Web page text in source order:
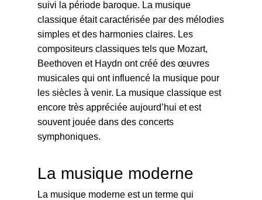
suivi la période baroque. La musique
classique était caractérisée par des mélodies
simples et des harmonies claires. Les
compositeurs classiques tels que Mozart,
Beethoven et Haydn ont créé des œuvres
musicales qui ont influencé la musique pour
les siècles à venir. La musique classique est
encore très appréciée aujourd’hui et est
souvent jouée dans des concerts
symphoniques.
La musique moderne
La musique moderne est un terme qui